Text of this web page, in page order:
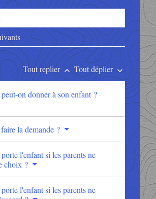
Tout replier keyboard_arrow_up Tout déplierkeyboard_arrow_down
on donner à son enfant ?
la demande ?
l'enfant si les parents ne
choix ?
l'enfant si les parents ne